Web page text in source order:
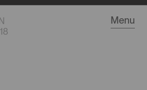
18
Menu